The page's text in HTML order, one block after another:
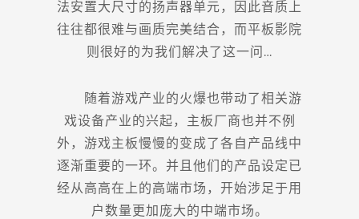
法安置大尺寸的扬声器单元，因此音质上
往往都很难与画质完美结合，而平板影院
则很好的为我们解决了这一问…
随着游戏产业的火爆也带动了相关游
戏设备产业的兴起，主板厂商也并不例
外，游戏主板慢慢的变成了各自产品线中
逐渐重要的一环。并且他们的产品设定已
经从高高在上的高端市场，开始涉足于用
户数量更加庞大的中端市场。